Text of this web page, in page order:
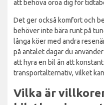
att behöva oroa dig för
Det ger också komfort och
behöver inte bära runt på
långa köer med andra
på antalet dagar du
att hyra en bil än att
transportalternativ, vilket
Vilka är